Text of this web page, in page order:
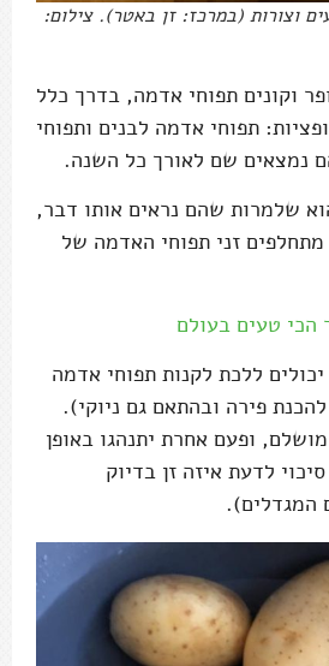
וצורות (במרכז: זן באטר). צילום:
וקונים תפוחי אדמה, בדרך כלל
תפוחי אדמה לבנים ותפוחי
נמצאים שם לאורך כל השנה.
שלמרות שהם נראים אותו דבר,
זני תפוחי האדמה של
הכי טעים בעולם
ללכת לקנות תפוחי אדמה
פירה ובהתאם גם ניוקי).
ופעם אחרת יתנהגו באופן
לדעת איזה זן בדיוק
המגדלים).